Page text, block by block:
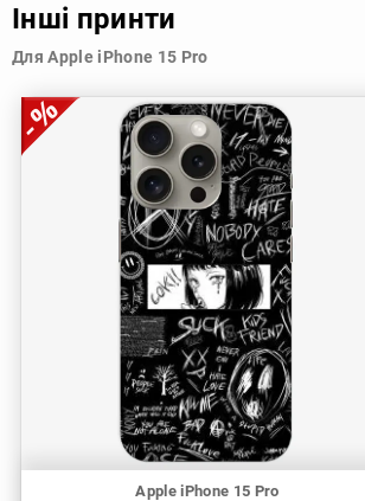
Інші принти
Для Apple iPhone 15 Pro
Apple iPhone 15 Pro